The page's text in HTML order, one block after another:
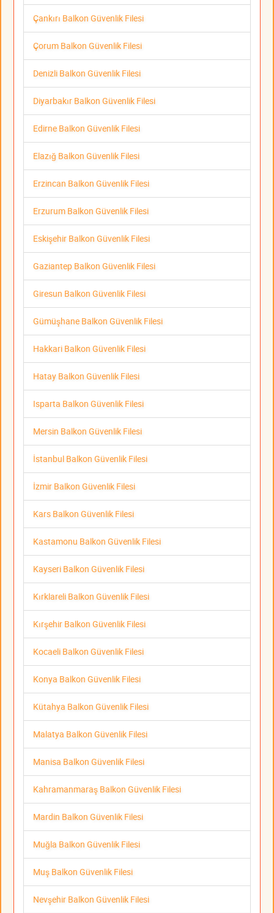
Çankırı Balkon Güvenlik Filesi
Çorum Balkon Güvenlik Filesi
Denizli Balkon Güvenlik Filesi
Diyarbakır Balkon Güvenlik Filesi
Edirne Balkon Güvenlik Filesi
Elazığ Balkon Güvenlik Filesi
Erzincan Balkon Güvenlik Filesi
Erzurum Balkon Güvenlik Filesi
Eskişehir Balkon Güvenlik Filesi
Gaziantep Balkon Güvenlik Filesi
Giresun Balkon Güvenlik Filesi
Gümüşhane Balkon Güvenlik Filesi
Hakkari Balkon Güvenlik Filesi
Hatay Balkon Güvenlik Filesi
Isparta Balkon Güvenlik Filesi
Mersin Balkon Güvenlik Filesi
İstanbul Balkon Güvenlik Filesi
İzmir Balkon Güvenlik Filesi
Kars Balkon Güvenlik Filesi
Kastamonu Balkon Güvenlik Filesi
Kayseri Balkon Güvenlik Filesi
Kırklareli Balkon Güvenlik Filesi
Kırşehir Balkon Güvenlik Filesi
Kocaeli Balkon Güvenlik Filesi
Konya Balkon Güvenlik Filesi
Kütahya Balkon Güvenlik Filesi
Malatya Balkon Güvenlik Filesi
Manisa Balkon Güvenlik Filesi
Kahramanmaraş Balkon Güvenlik Filesi
Mardin Balkon Güvenlik Filesi
Muğla Balkon Güvenlik Filesi
Muş Balkon Güvenlik Filesi
Nevşehir Balkon Güvenlik Filesi